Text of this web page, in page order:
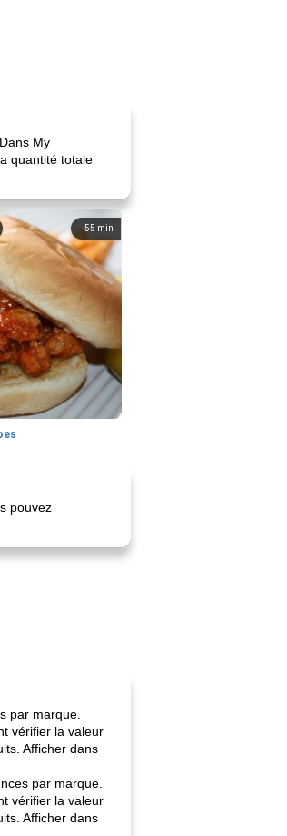
My
quantité totale
55 min
pouvez
par marque.
vérifier la valeur
Afficher dans
par marque.
vérifier la valeur
Afficher dans